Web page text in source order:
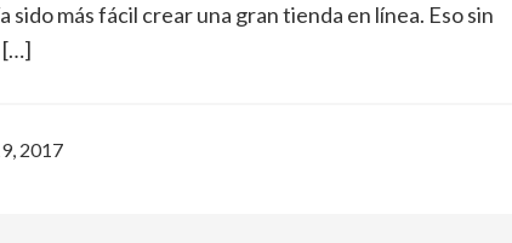
sido más fácil crear una gran tienda en línea. Eso sin
[…]
2017